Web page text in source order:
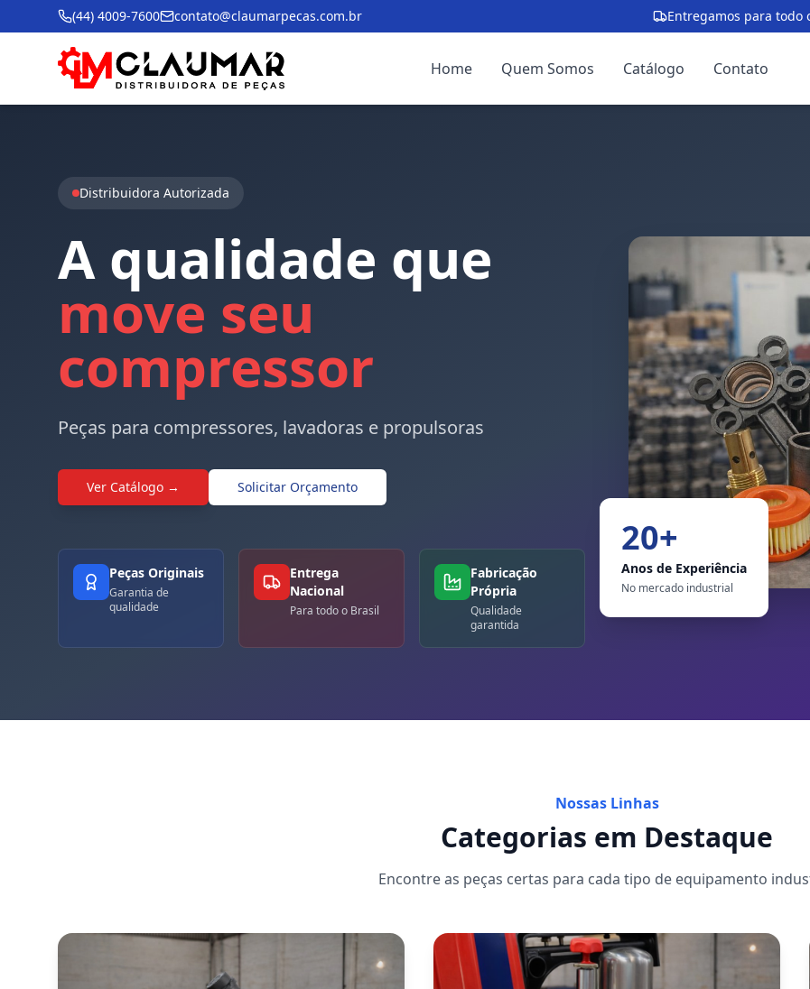
(44) 4009-7600 contato@claumarpecas.com.br Entregamos para todo
Home Quem Somos Catálogo Contato
Distribuidora Autorizada
A qualidade que
move seu
compressor
Peças para compressores, lavadoras e propulsoras
Ver Catálogo → Solicitar Orçamento
Peças Originais
Garantia de
qualidade
Entrega
Nacional
Para todo o Brasil
Fabricação
Própria
Qualidade
garantida
20+
Anos de Experiência
No mercado industrial
Nossas Linhas
Categorias em Destaque
Encontre as peças certas para cada tipo de equipamento